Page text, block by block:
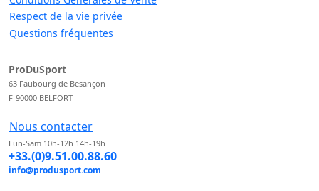
Respect de la vie privée
Questions fréquentes
ProDuSport
63 Faubourg de Besançon
F-90000 BELFORT
Nous contacter
Lun-Sam 10h-12h 14h-19h
+33.(0)9.51.00.88.60
info@produsport.com